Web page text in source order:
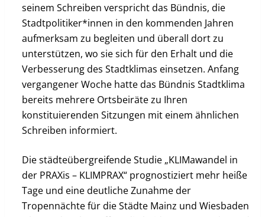
seinem Schreiben verspricht das Bündnis, die
Stadtpolitiker*innen in den kommenden Jahren
aufmerksam zu begleiten und überall dort zu
unterstützen, wo sie sich für den Erhalt und die
Verbesserung des Stadtklimas einsetzen. Anfang
vergangener Woche hatte das Bündnis Stadtklima
bereits mehrere Ortsbeiräte zu Ihren
konstituierenden Sitzungen mit einem ähnlichen
Schreiben informiert.
Die städteübergreifende Studie „KLIMawandel in
der PRAXis – KLIMPRAX“ prognostiziert mehr heiße
Tage und eine deutliche Zunahme der
Tropennächte für die Städte Mainz und Wiesbaden